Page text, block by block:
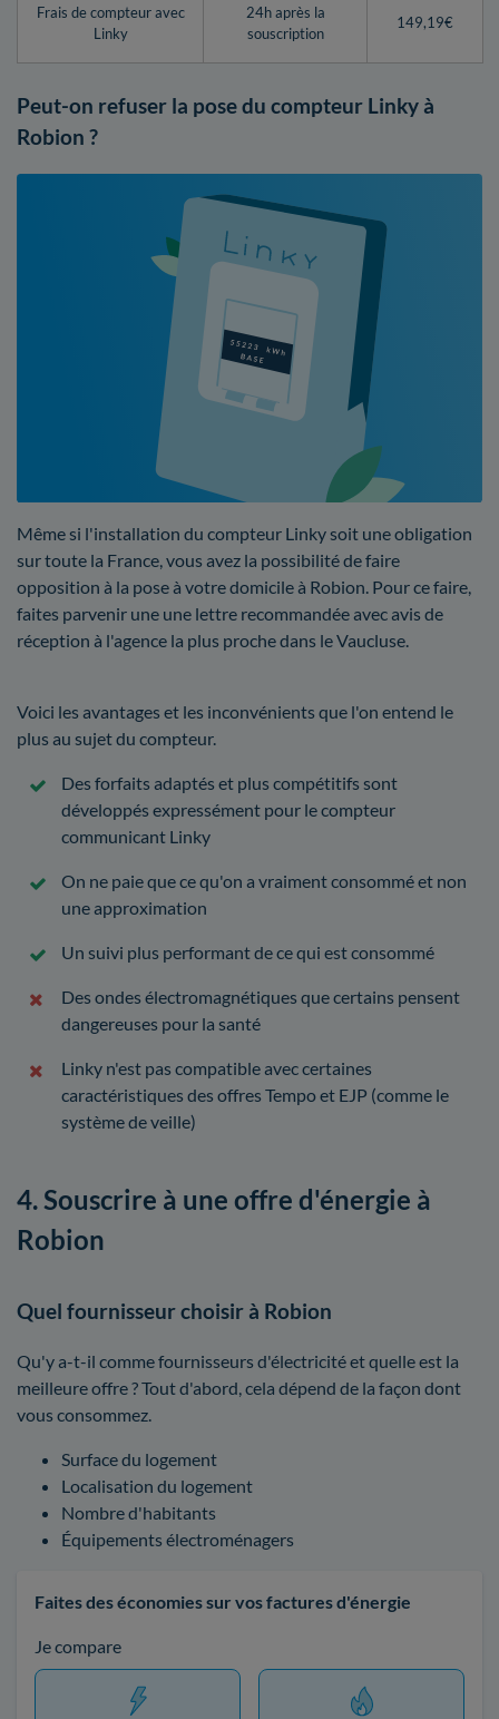
Frais de compteur avec
Linky
24h après la
souscription
149,19€
Peut-on refuser la pose du compteur Linky à
Robion ?
Même si l'installation du compteur Linky soit une obligation
sur toute la France, vous avez la possibilité de faire
opposition à la pose à votre domicile à Robion. Pour ce faire,
faites parvenir une une lettre recommandée avec avis de
réception à l'agence la plus proche dans le Vaucluse.
Voici les avantages et les inconvénients que l'on entend le
plus au sujet du compteur.
Des forfaits adaptés et plus compétitifs sont
développés expressément pour le compteur
communicant Linky
On ne paie que ce qu'on a vraiment consommé et non
une approximation
Un suivi plus performant de ce qui est consommé
Des ondes électromagnétiques que certains pensent
dangereuses pour la santé
Linky n'est pas compatible avec certaines
caractéristiques des offres Tempo et EJP (comme le
système de veille)
4. Souscrire à une offre d'énergie à
Robion
Quel fournisseur choisir à Robion
Qu'y a-t-il comme fournisseurs d'électricité et quelle est la
meilleure offre ? Tout d'abord, cela dépend de la façon dont
vous consommez.
Surface du logement
Localisation du logement
Nombre d'habitants
Équipements électroménagers
Faites des économies sur vos factures d'énergie
Je compare